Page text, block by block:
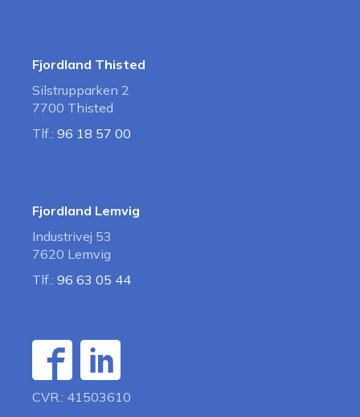
Fjordland Thisted
Silstrupparken 2
7700 Thisted
Tlf.: 96 18 57 00
Fjordland Lemvig
Industrivej 53
7620 Lemvig
Tlf.: 96 63 05 44
CVR.: 41503610